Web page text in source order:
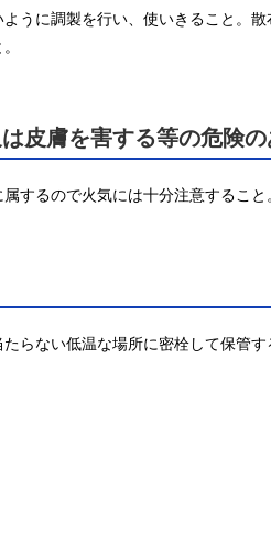
うに調製を行い、使いきること。
皮膚を害する等の危険
するので火気には十分注意すること
らない低温な場所に密栓して保管す